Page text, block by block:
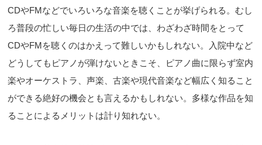
CDやFMなどでいろいろな音楽を聴くことが挙げられる。むし
ろ普段の忙しい毎日の生活の中では、わざわざ時間をとって
CDやFMを聴くのはかえって難しいかもしれない。入院中など
どうしてもピアノが弾けないときこそ、ピアノ曲に限らず室内
楽やオーケストラ、声楽、古楽や現代音楽など幅広く知ること
ができる絶好の機会とも言えるかもしれない。多様な作品を知
ることによるメリットは計り知れない。